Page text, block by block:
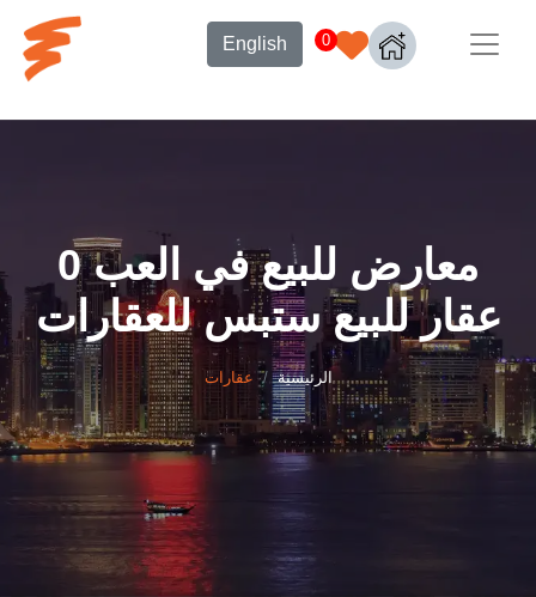
0
English
معارض للبيع في العب 0
عقار للبيع ستبس للعقارات
الرئيسية عقارات